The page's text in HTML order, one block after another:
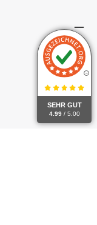
SEHR GUT
4.99 / 5.00